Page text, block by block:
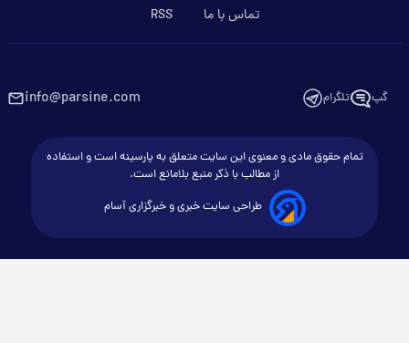
تماس با ما RSS
گپ تلگرام info@parsine.com
تمام حقوق مادی و معنوی این سایت متعلق به پارسینه است و استفاده
از مطالب با ذکر منبع بلامانع است.
طراحی سایت خبری و خبرگزاری آسام